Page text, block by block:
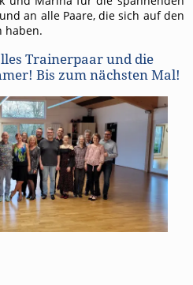
an alle Paare, die sich auf den
haben.
Trainerpaar und die
Bis zum nächsten Mal!